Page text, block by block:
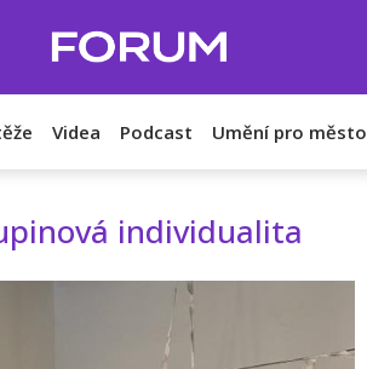
Videa Podcast Umění pro město
individualita